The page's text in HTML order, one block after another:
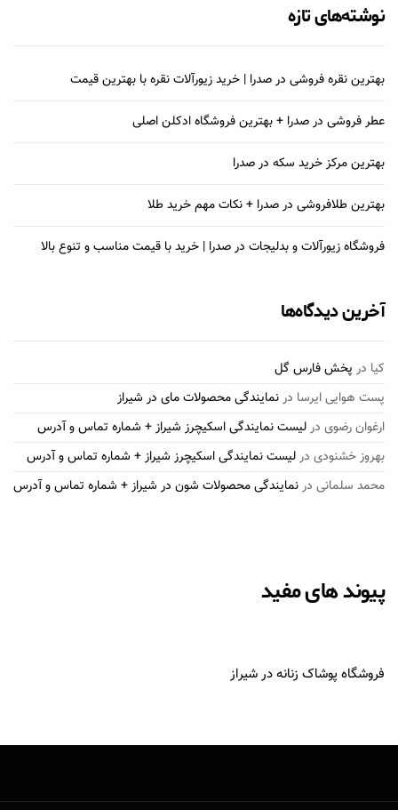
نوشته‌های تازه
بهترین نقره فروشی در صدرا | خرید زیورآلات نقره با بهترین قیمت
عطر فروشی در صدرا + بهترین فروشگاه ادکلن اصلی
بهترین مرکز خرید سکه در صدرا
بهترین طلافروشی در صدرا + نکات مهم خرید طلا
فروشگاه زیورآلات و بدلیجات در صدرا | خرید با قیمت مناسب و تنوع بالا
آخرین دیدگاه‌ها
کیا در پخش فارس گل
پست هوایی ایرسا درنمایندگی محصولات مای در شیراز
ارغوان رضوی درلیست نمایندگی اسکیچرز شیراز + شماره تماس و آدرس
بهروز خشنودی درلیست نمایندگی اسکیچرز شیراز + شماره تماس و آدرس
محمد سلمانی درنمایندگی محصولات شون در شیراز + شماره تماس و آدرس
پیوند های مفید
فروشگاه پوشاک زنانه در شیراز